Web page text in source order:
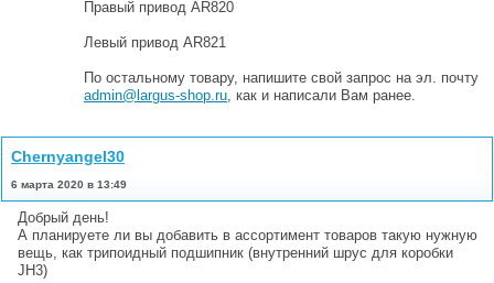
Правый привод AR820
Левый привод AR821
По остальному товару, напишите свой запрос на эл. почту
admin@largus-shop.ru , как и написали Вам ранее.
Chernyangel30
6 марта 2020 в 13:49
Добрый день!
А планируете ли вы добавить в ассортимент товаров такую нужную
вещь, как трипоидный подшипник (внутренний шрус для коробки
JH3)